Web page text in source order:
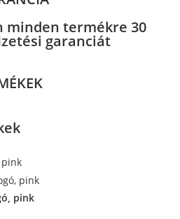
minden termékre 30
garanciát
pink